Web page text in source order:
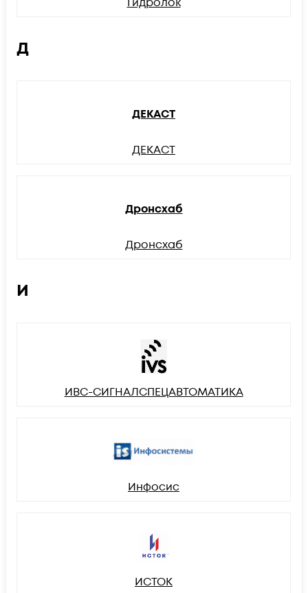
Д
ДЕКАСТ
ДЕКАСТ
Дронсхаб
Дронсхаб
И
ИВС-СИГНАЛСПЕЦАВТОМАТИКА
Инфосис
ИСТОК